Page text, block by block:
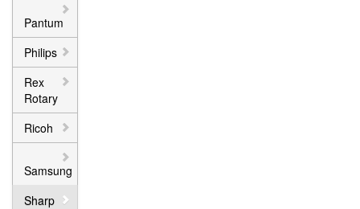
Pantum
Philips
Rex
Rotary
Ricoh
Samsung
Sharp